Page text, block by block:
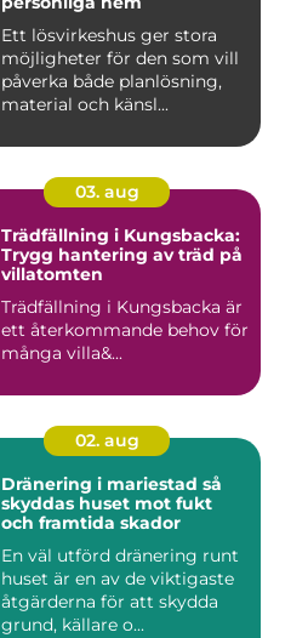
Ett lösvirkeshus ger stora
möjligheter för den som vill
påverka både planlösning,
material och känsl...
03. aug
Trädfällning i Kungsbacka:
Trygg hantering av träd på
villatomten
Trädfällning i Kungsbacka är
ett återkommande behov för
många villa&...
02. aug
Dränering i mariestad så
skyddas huset mot fukt
och framtida skador
En väl utförd dränering runt
huset är en av de viktigaste
åtgärderna för att skydda
grund, källare o...